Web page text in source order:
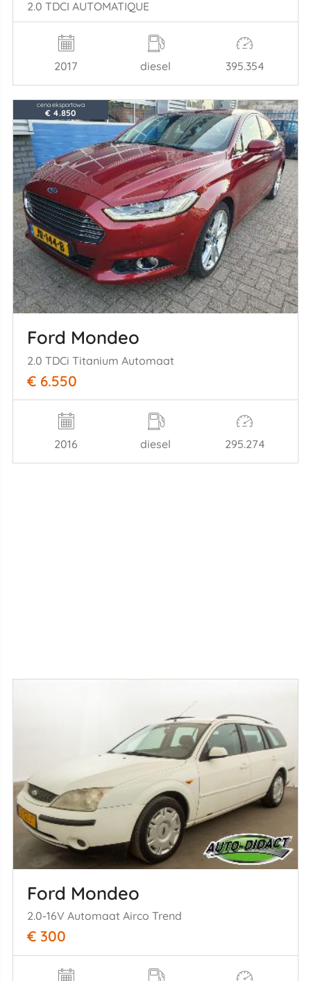
2.0 TDCI AUTOMATIQUE
2017 diesel 395.354
cena eksportowa
€ 4.850
Ford Mondeo
2.0 TDCi Titanium Automaat
€ 6.550
2016 diesel 295.274
Ford Mondeo
2.0-16V Automaat Airco Trend
€ 300